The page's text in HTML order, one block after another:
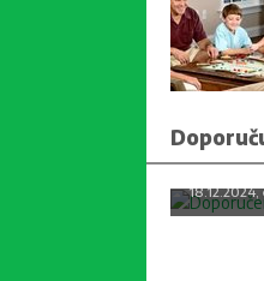
2024
18.12.2024,